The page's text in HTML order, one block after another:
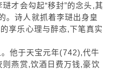
才会勾起“移封”的念头,其
。诗人就抓着李琎出身皇
享乐心理与醉态,下笔真实
于天宝元年(742),代牛
燕赏,饮酒日费万钱,豪饮